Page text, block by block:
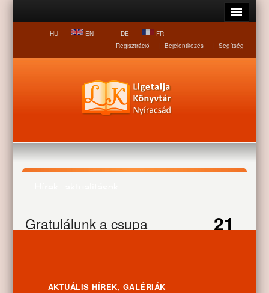
HU EN DE
FR
Regisztráció
| Bejelentkezés | Segítség
Nyitólap Hírek, aktualitások
Gratulálunk a csupa
Letöltés
21
AKTUÁLIS HÍREK, GALÉRIÁK